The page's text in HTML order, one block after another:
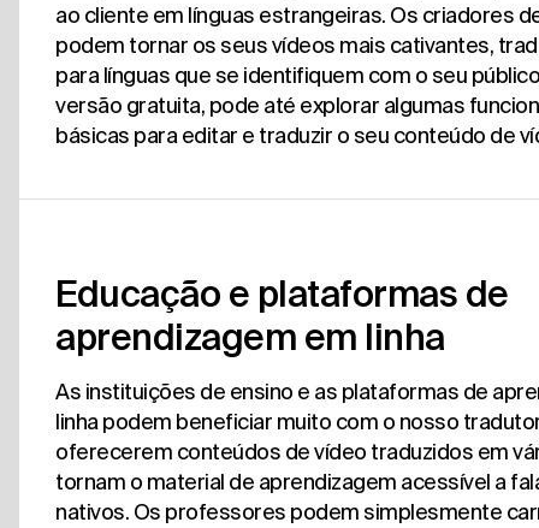
ao cliente em línguas estrangeiras. Os criadores
podem tornar os seus vídeos mais cativantes,
para línguas que se identifiquem com o seu
versão gratuita, pode até explorar algumas
básicas para editar e traduzir o seu conteúdo de
Educação e plataformas de
aprendizagem em linha
As instituições de ensino e as plataformas de
linha podem beneficiar muito com o nosso
oferecerem conteúdos de vídeo traduzidos em
tornam o material de aprendizagem acessível a
nativos. Os professores podem simplesmente